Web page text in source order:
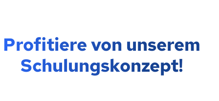
Profitiere von unserem
Schulungskonzept!